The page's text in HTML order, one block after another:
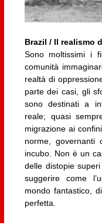
Brazil / Il realismo
Sono moltissimi i
comunità
realtà di
parte dei casi, gli
sono destinati a
reale; quasi
migrazione ai
norme, governanti
incubo. Non è un
delle distopie
suggerire come
mondo fantastico,
perfetta.